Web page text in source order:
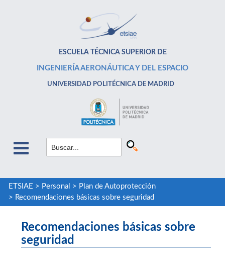
ESCUELA TÉCNICA SUPERIOR DE
INGENIERÍA AERONÁUTICA Y DEL ESPACIO
UNIVERSIDAD POLITÉCNICA DE MADRID
ETSIAE > Personal > Plan de Autoprotección
> Recomendaciones básicas sobre seguridad
Recomendaciones básicas sobre
seguridad